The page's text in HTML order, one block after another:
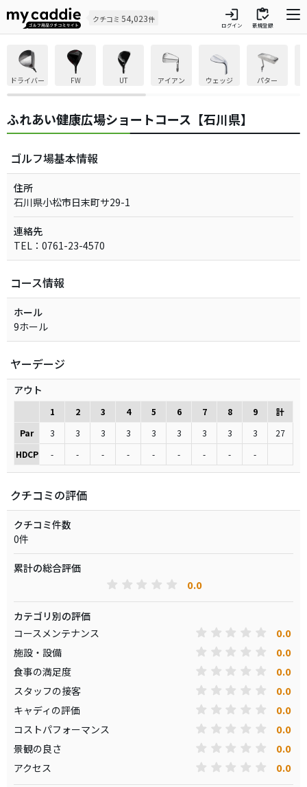
クチコミ 54,023件 login
ログイン
inventory
新規登録
ドライバー FW UT アイアン ウェッジ パター
ふれあい健康広場ショートコース【石川県】
ゴルフ場基本情報
住所
石川県小松市日末町サ29-1
連絡先
TEL：0761-23-4570
コース情報
ホール
9ホール
ヤーデージ
アウト
1 2 3 4 5 6 7 8 9
計
Par
3 3 3 3 3 3 3 3 3
27
HDCP
- - - - - - - - -
クチコミの評価
クチコミ件数
0件
累計の総合評価
0.0
カテゴリ別の評価
コースメンテナンス
0.0
施設・設備 0.0
食事の満足度 0.0
スタッフの接客 0.0
キャディの評価 0.0
コストパフォーマンス 0.0
景観の良さ 0.0
アクセス 0.0